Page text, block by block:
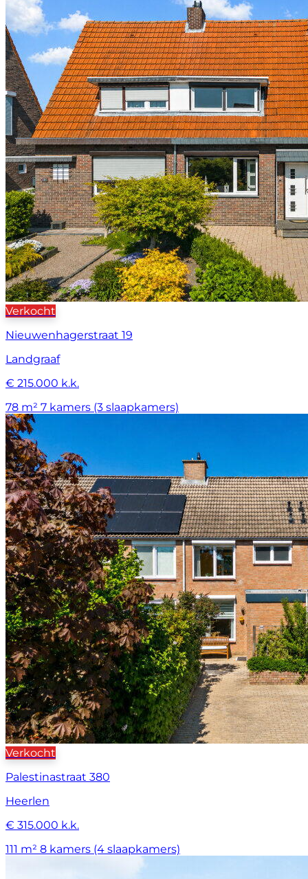
Verkocht
Nieuwenhagerstraat 19
Landgraaf
€ 215.000 k.k.
78 m² 7 kamers (3 slaapkamers)
Verkocht
Palestinastraat 380
Heerlen
€ 315.000 k.k.
111 m² 8 kamers (4 slaapkamers)